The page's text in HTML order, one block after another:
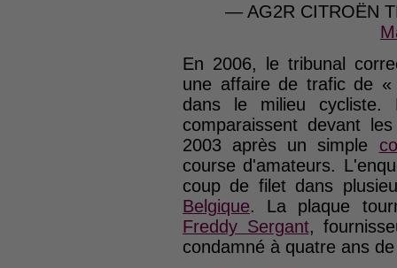
— AG2R CITROËN
En 2006, le tribunal
une affaire de trafic de
dans le milieu cycliste.
comparaissent devant
2003 après un simple
course d'amateurs.
coup de filet dans
Belgique. La plaque
Freddy Sergant,
condamné à quatre ans